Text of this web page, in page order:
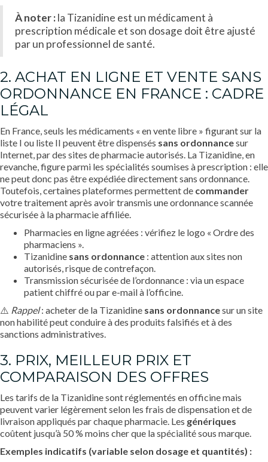
À noter :la Tizanidine est un médicament à
prescription médicale et son dosage doit être ajusté
par un professionnel de santé.
2. ACHAT EN LIGNE ET VENTE SANS
ORDONNANCE EN FRANCE : CADRE
LÉGAL
En France, seuls les médicaments « en vente libre » figurant sur la
liste I ou liste II peuvent être dispensés sans ordonnancesur
Internet, par des sites de pharmacie autorisés. La Tizanidine, en
revanche, figure parmi les spécialités soumises à prescription : elle
ne peut donc pas être expédiée directement sans ordonnance.
Toutefois, certaines plateformes permettent de commander
votre traitement après avoir transmis une ordonnance scannée
sécurisée à la pharmacie affiliée.
Pharmacies en ligne agréées : vérifiez le logo « Ordre des
pharmaciens ».
Tizanidine sans ordonnance : attention aux sites non
autorisés, risque de contrefaçon.
Transmission sécurisée de l’ordonnance : via un espace
patient chiffré ou par e-mail à l’officine.
⚠️ Rappel: acheter de la Tizanidine sans ordonnancesur un site
non habilité peut conduire à des produits falsifiés et à des
sanctions administratives.
3. PRIX, MEILLEUR PRIX ET
COMPARAISON DES OFFRES
Les tarifs de la Tizanidine sont réglementés en officine mais
peuvent varier légèrement selon les frais de dispensation et de
livraison appliqués par chaque pharmacie. Les génériques
coûtent jusqu’à 50 % moins cher que la spécialité sous marque.
Exemples indicatifs (variable selon dosage et quantités) :